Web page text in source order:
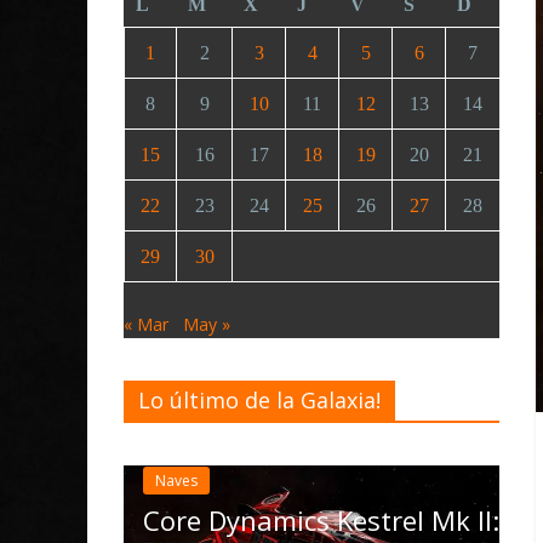
L M X J V S D
1 2 3 4 5 6 7
8 9 10 11 12 13 14
15 16 17 18 19 20 21
22 23 24 25 26 27 28
29 30
« Mar May »
Lo último de la Galaxia!
Kestrel Mk II:
Noticias
Elite Dangerous
actualización 4.4.0:
las Operations, el